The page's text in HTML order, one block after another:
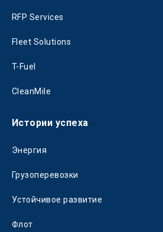
RFP Services
Fleet Solutions
T-Fuel
CleanMile
Истории успеха
Энергия
Грузоперевозки
Устойчивое развитие
Флот